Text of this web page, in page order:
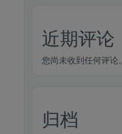
近期评论
您尚未收到任何评论。
归档